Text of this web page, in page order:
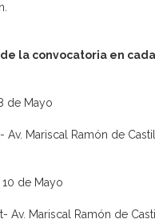
la convocatoria en
de Mayo
Av. Mariscal Ramón de
de Mayo
Av. Mariscal Ramón de